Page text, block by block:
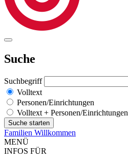
Suche
Suchbegriff
Volltext
Personen/Einrichtungen
Volltext + Personen/Einrichtungen
Familien Willkommen
MENÜ
INFOS FÜR